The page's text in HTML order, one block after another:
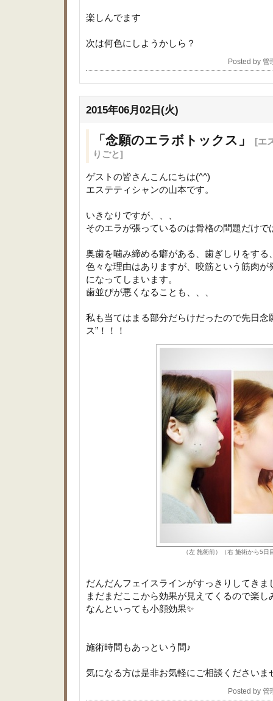
楽しんでます
次は何色にしようかしら？
Posted by
2015年06月02日(火)
「念願のエラボトックス」
[エ
りごと]
ゲストの皆さんこんにちは(^^)
エステティシャンの山本です。
いきなりですが、、、
そのエラが張っているのは骨格の問題だけで
奥歯を噛み締める癖がある、歯ぎしりをする
色々な理由はありますが、咬筋という筋肉が
になってしまいます。
歯並びが悪くなることも、、、
私も当てはまる部分だらけだったので先日念
ス”！！！
（左 施術前）（右 施術から5日
だんだんフェイスラインがすっきりしてきま
まだまだここから効果が見えてくるので楽し
なんといっても小顔効果✨
施術時間もあっという間♪
気になる方は是非お気軽にご相談ください
Posted by